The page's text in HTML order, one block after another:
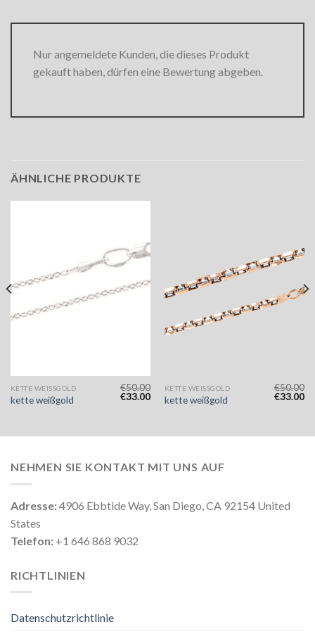
Nur angemeldete Kunden, die dieses Produkt
gekauft haben, dürfen eine Bewertung abgeben.
ÄHNLICHE PRODUKTE
KETTE WEISSGOLD
kette weißgold
€50.00
€33.00
KETTE WEISSGOLD
kette weißgold
€50.00
€33.00
NEHMEN SIE KONTAKT MIT UNS AUF
Adresse:4906 Ebbtide Way, San Diego, CA 92154 United
States
Telefon: +1 646 868 9032
RICHTLINIEN
Datenschutzrichtlinie